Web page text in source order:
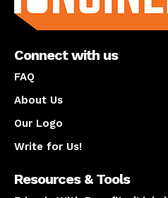
Connect with us
FAQ
About Us
Our Logo
Write for Us!
Resources & Tools